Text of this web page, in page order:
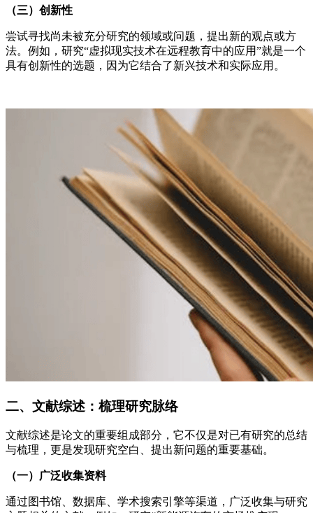
（三）创新性
尝试寻找尚未被充分研究的领域或问题，提出新的观点或方
法。例如，研究“虚拟现实技术在远程教育中的应用”就是一个
具有创新性的选题，因为它结合了新兴技术和实际应用。
二、文献综述：梳理研究脉络
文献综述是论文的重要组成部分，它不仅是对已有研究的总结
与梳理，更是发现研究空白、提出新问题的重要基础。
（一）广泛收集资料
通过图书馆、数据库、学术搜索引擎等渠道，广泛收集与研究